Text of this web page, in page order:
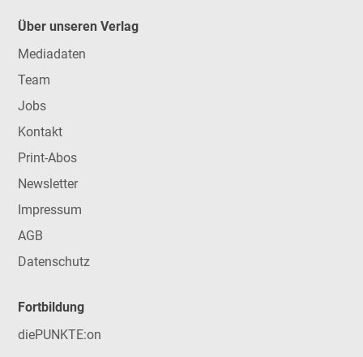
Über unseren Verlag
Mediadaten
Team
Jobs
Kontakt
Print-Abos
Newsletter
Impressum
AGB
Datenschutz
Fortbildung
diePUNKTE:on